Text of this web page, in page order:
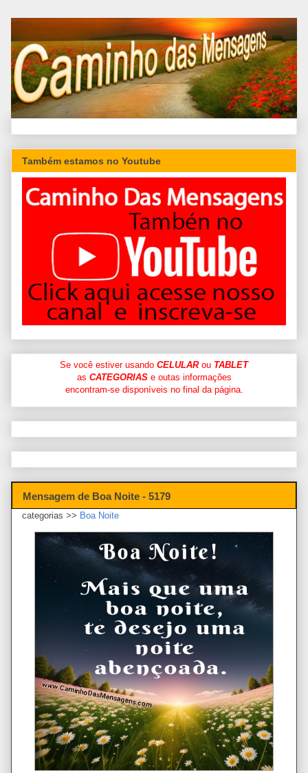
Também estamos no Youtube
Se você estiver usando CELULARou TABLET
as CATEGORIASe outas informações
encontram-se disponíveis no final da página.
Mensagem de Boa Noite - 5179
categorias >> Boa Noite